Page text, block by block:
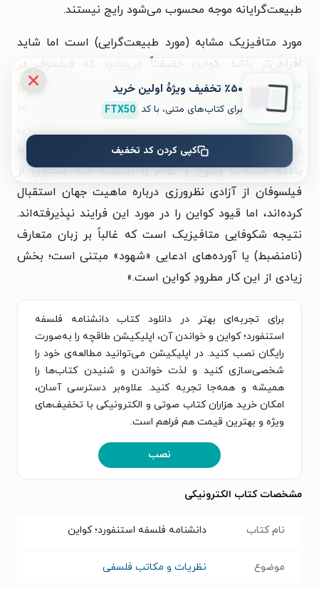
طبیعت‌گرایانه موجه محسوب می‌شود رایج نیستند.
مورد متافیزیک مشابه (مورد طبیعت‌گرایی) است اما شاید
افراطی‌تر باشد. کواین حقیقتاً می‌پذیرد که فیلسوف در
موضعی قرار دارد که ادعاهای بسیار عامی درباره جهان مطرح
کند (برای مثال، این‌که مجموعه‌ها وجود دارند اما ویژگی‌ها
وجود ندارند). نزد کواین، چنین ادعاهایی به ایده نظام تامی
از معرفت علمی ما پاسخگو هستند، معرفتی که انضباط
یافته است تا وضوح و نظام را بیشینه کند. بسیاری از
فیلسوفان از آزادی نظرورزی درباره ماهیت جهان استقبال
کرده‌اند، اما قیود کواین را در مورد این فرایند نپذیرفته‌اند.
نتیجه شکوفایی متافیزیک است که غالباً بر زبان متعارف
(نامنضبط) یا آورده‌های ادعایی «شهود» مبتنی است؛ بخش
زیادی از این کار مطرودِ کواین است.»
برای تجربه‌ای بهتر در دانلود کتاب دانشنامه فلسفه
استنفورد؛ کواین و خواندن آن، اپلیکیشن طاقچه را به‌صورت
رایگان نصب کنید. در اپلیکیشن می‌توانید مطالعه‌ی خود را
شخصی‌سازی کنید و لذت خواندن و شنیدن کتاب‌ها را
همیشه و همه‌جا تجربه کنید. علاوه‌بر دسترسی آسان،
امکان خرید هزاران کتاب صوتی و الکترونیکی با تخفیف‌های
ویژه و بهترین قیمت هم فراهم است.
نصب
مشخصات کتاب الکترونیکی
نام کتاب دانشنامه فلسفه استنفورد؛ کواین
موضوع نظریات و مکاتب فلسفی
٪۵۰ تخفیف ویژۀ اولین خرید
برای کتاب‌های متنی، با کد FTX50
کپی کردن کد تخفیف